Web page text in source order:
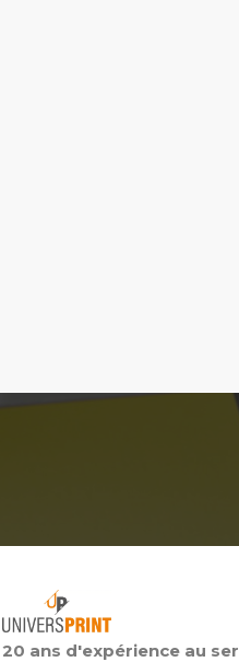
20 ans d'expérience au